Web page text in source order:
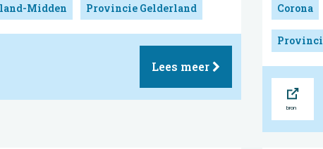
Midden Provincie Gelderland
Lees meer
Corona